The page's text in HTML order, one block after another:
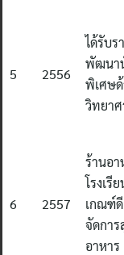
5 2556
ได้รับร
พัฒนา
พิเศษ
วิทยา
6 2557
ร้านอา
โรงเ
เกณฑ์
จัดกา
อาหาร